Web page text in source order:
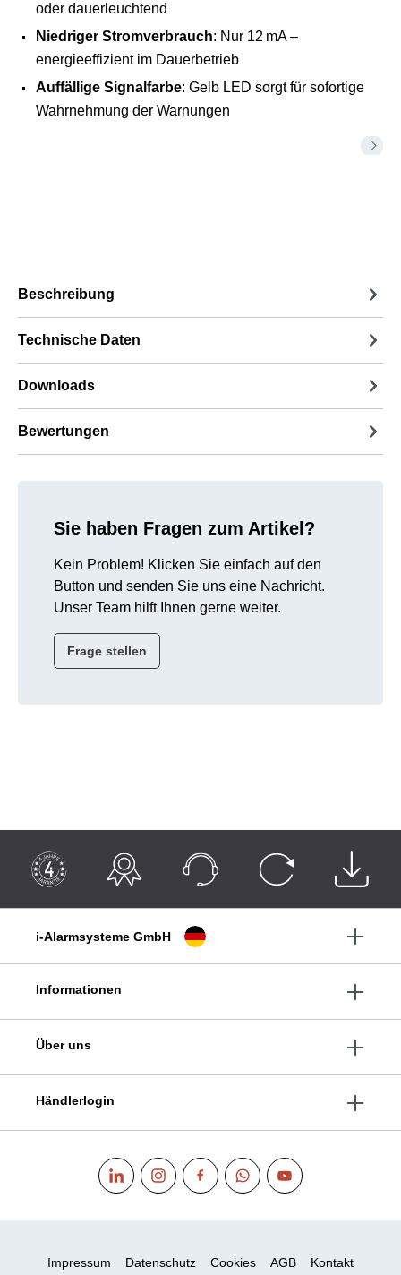
oder dauerleuchtend
Niedriger Stromverbrauch: Nur 12 mA –
energieeffizient im Dauerbetrieb
Auffällige Signalfarbe: Gelb LED sorgt für sofortige
Wahrnehmung der Warnungen
Beschreibung
Technische Daten
Downloads
Bewertungen
Sie haben Fragen zum Artikel?
Kein Problem! Klicken Sie einfach auf den
Button und senden Sie uns eine Nachricht.
Unser Team hilft Ihnen gerne weiter.
Frage stellen
i-Alarmsysteme GmbH
Informationen
Über uns
Händlerlogin
Impressum Datenschutz Cookies AGB Kontakt